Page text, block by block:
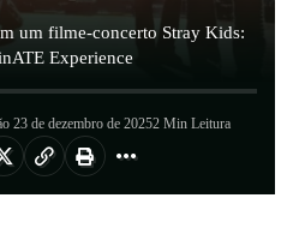
um filme-concerto Stray Kids:
Experience
23 de dezembro de 20252 Min Leitura